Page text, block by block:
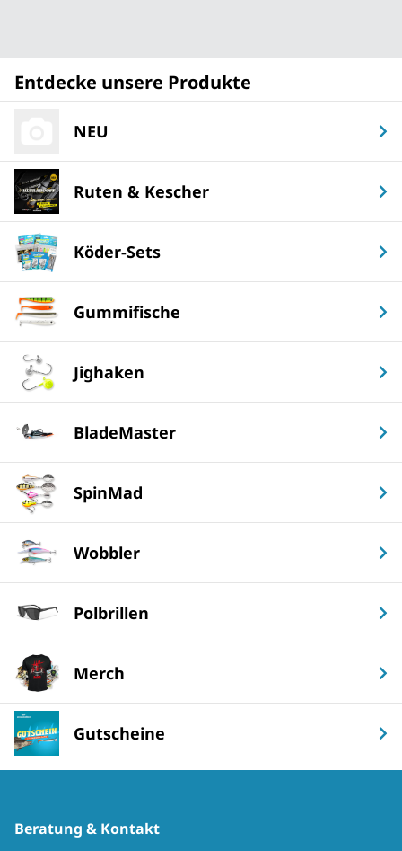
Entdecke unsere Produkte
NEU
Ruten & Kescher
Köder-Sets
Gummifische
Jighaken
BladeMaster
SpinMad
Wobbler
Polbrillen
Merch
Gutscheine
Beratung & Kontakt